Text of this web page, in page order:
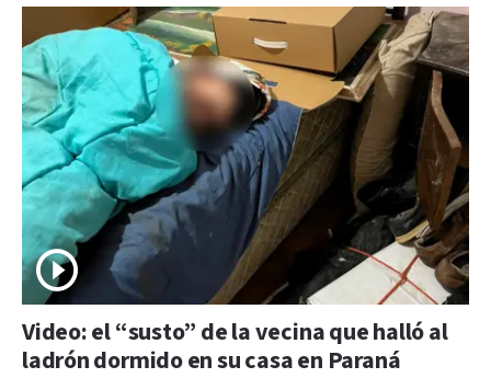
Video: el “susto” de la vecina que halló al
ladrón dormido en su casa en Paraná